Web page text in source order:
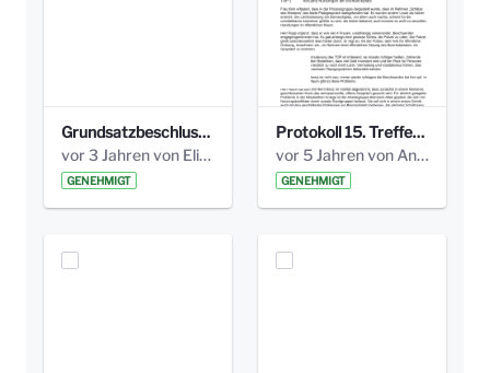
Grundsatzbeschluss Bismarckplatz_440_2021.pdf
vor 3 Jahren von Elisa Söll
GENEHMIGT
Protokoll 15. Treffen 20161006 AG Bismarckplatz.pdf
vor 5 Jahren von Anni Schlumberger
GENEHMIGT